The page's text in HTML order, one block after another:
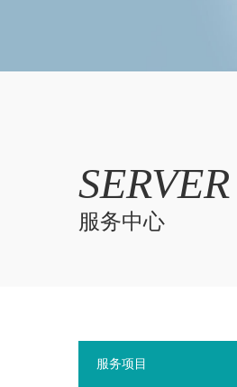
SERVER
服务中心
服务项目